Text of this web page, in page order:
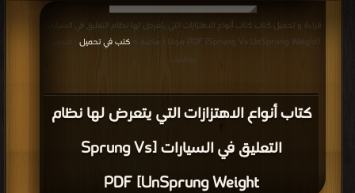
كتاب أنواع الاهتزازات التي يتعرض لها نظام
التعليق في السيارات [Sprung Vs
UnSprung Weight] PDF
قراءة و تحميل كتاب كتاب أنواع الاهتزازات التي يتعرض لها نظام التعليق في السيارات
[Sprung Vs UnSprung Weight] PDF مجانا | مكتبة >
كتب في تحميل
| التحميل :
مرة/مرات